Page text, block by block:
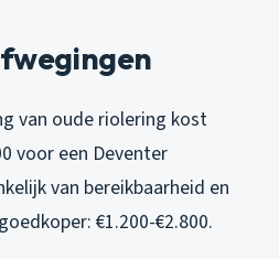
van oude riolering kost
voor een Deventer
van bereikbaarheid en
€1.200-€2.800.